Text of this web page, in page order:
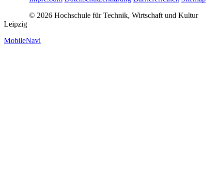
© 2026 Hochschule für Technik, Wirtschaft und Kultur
Leipzig
MobileNavi